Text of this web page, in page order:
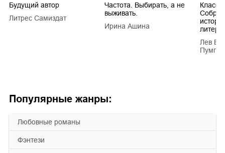
Популярные жанры:
любовные романы
фэнтези
Будущий автор
Литрес Самиздат
Частота. Выбирать, а не
выживать.
Ирина Ашина
Лев